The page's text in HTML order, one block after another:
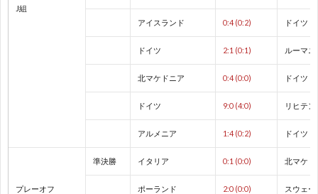
J組
アイスランド 0:4 (0:2) ドイツ
ドイツ 2:1 (0:1) ルーマニ
北マケドニア 0:4 (0:0) ドイツ
ドイツ 9:0 (4:0) リヒテ
アルメニア 1:4 (0:2) ドイツ
プレーオフ
準決勝 イタリア 0:1 (0:0) 北マケド
ポーランド 2:0 (0:0) スウェー